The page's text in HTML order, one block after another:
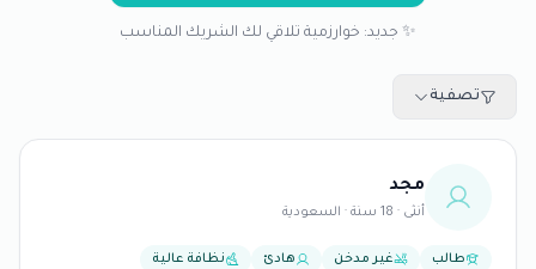
✨ جديد: خوارزمية تلاقي لك الشريك المناسب
تصفية
مجد
أنثى · 18 سنة · السعودية
طالب غير مدخن هادئ نظافة عالية